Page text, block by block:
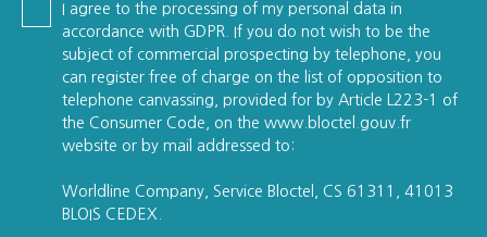
I agree to the processing of my personal data in
accordance with GDPR. If you do not wish to be the
subject of commercial prospecting by telephone, you
can register free of charge on the list of opposition to
telephone canvassing, provided for by Article L223-1 of
the Consumer Code, on the www.bloctel.gouv.fr
website or by mail addressed to:
Worldline Company, Service Bloctel, CS 61311, 41013
BLOIS CEDEX.